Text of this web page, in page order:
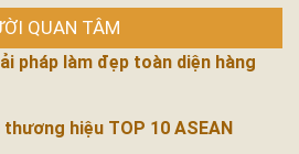
QUAN TÂM
pháp làm đẹp toàn diện hàng
hiệu TOP 10 ASEAN